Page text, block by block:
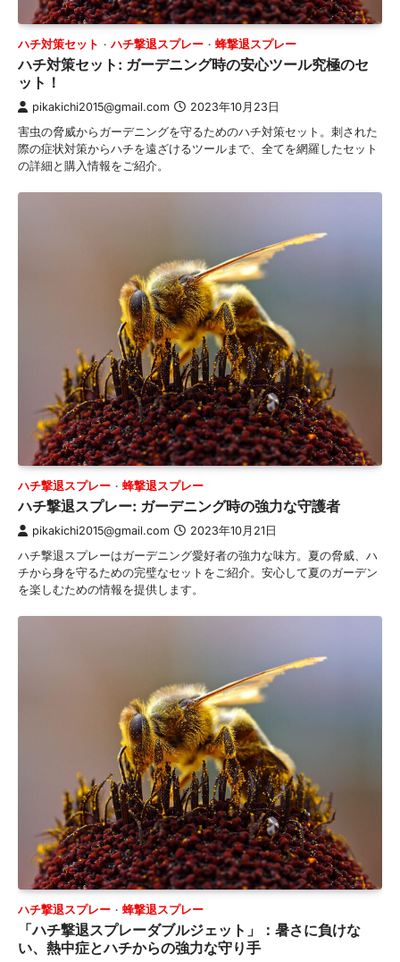
ハチ対策セット ハチ撃退スプレー 蜂撃退スプレー
ハチ対策セット: ガーデニング時の安心ツール究極のセ
ット！
pikakichi2015@gmail.com 2023年10月23日
害虫の脅威からガーデニングを守るためのハチ対策セット。刺された
際の症状対策からハチを遠ざけるツールまで、全てを網羅したセット
の詳細と購入情報をご紹介。
ハチ撃退スプレー 蜂撃退スプレー
ハチ撃退スプレー: ガーデニング時の強力な守護者
pikakichi2015@gmail.com 2023年10月21日
ハチ撃退スプレーはガーデニング愛好者の強力な味方。夏の脅威、ハ
チから身を守るための完璧なセットをご紹介。安心して夏のガーデン
を楽しむための情報を提供します。
ハチ撃退スプレー 蜂撃退スプレー
「ハチ撃退スプレーダブルジェット」：暑さに負けな
い、熱中症とハチからの強力な守り手